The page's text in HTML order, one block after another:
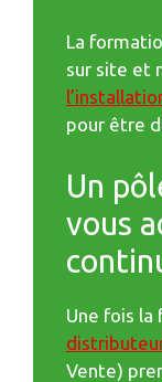
La
sur site et
pour être
Un
vous
Une fois
Vente)